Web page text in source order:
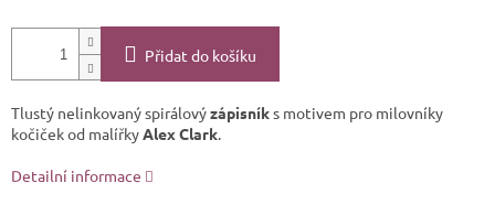
Přidat do košíku
Tlustý nelinkovaný spirálovýzápisníks motivem pro milovníky
kočiček od malířkyAlex Clark.
Detailní informace